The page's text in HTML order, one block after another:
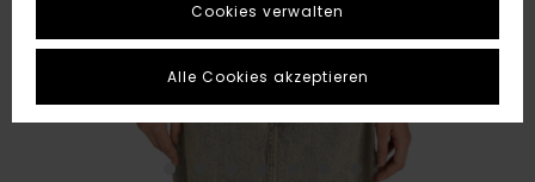
Cookies verwalten
Alle Cookies akzeptieren